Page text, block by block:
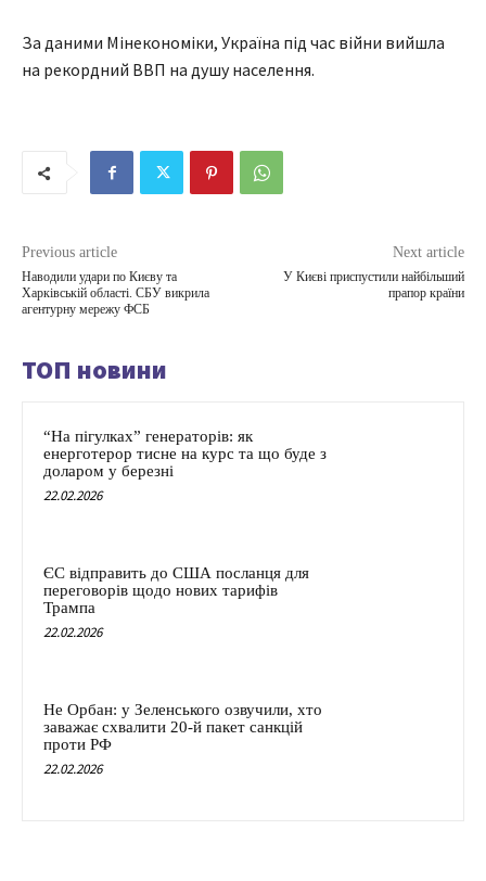
За даними Мінекономіки, Україна під час війни вийшла
на рекордний ВВП на душу населення.
Previous article
Наводили удари по Києву та
Харківській області. СБУ викрила
агентурну мережу ФСБ
Next article
У Києві приспустили найбільший
прапор країни
ТОП новини
“На пігулках” генераторів: як
енерготерор тисне на курс та що буде з
доларом у березні
22.02.2026
ЄС відправить до США посланця для
переговорів щодо нових тарифів
Трампа
22.02.2026
Не Орбан: у Зеленського озвучили, хто
заважає схвалити 20-й пакет санкцій
проти РФ
22.02.2026